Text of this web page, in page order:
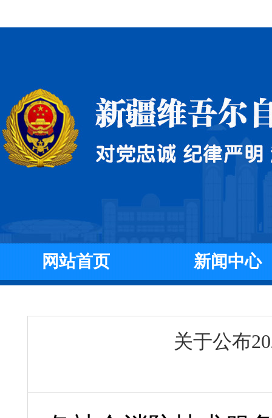
网站首页 新闻中心
关于公布